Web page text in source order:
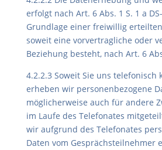
erfolgt nach Art. 6 Abs. 1 S. 1 a
Grundlage einer freiwillig
soweit eine vorvertragliche oder
Beziehung besteht, nach Art. 6
4.2.2.3 Soweit Sie uns telefonisch
erheben wir personenbezogene
möglicherweise auch für andere
im Laufe des Telefonates
wir aufgrund des Telefonates
Daten vom Gesprächsteilnehmer